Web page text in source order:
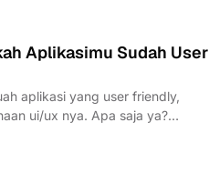
Aplikasimu Sudah User
aplikasi yang user friendly,
ui/ux nya. Apa saja ya?